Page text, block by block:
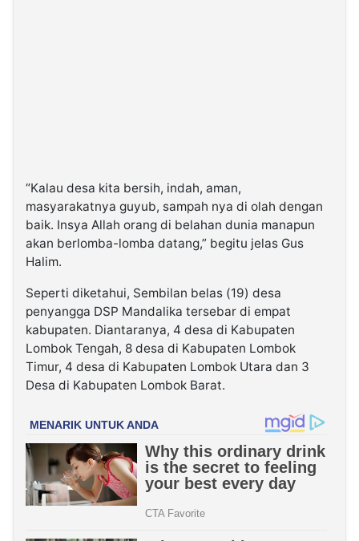
“Kalau desa kita bersih, indah, aman,
masyarakatnya guyub, sampah nya di olah dengan
baik. Insya Allah orang di belahan dunia manapun
akan berlomba-lomba datang,” begitu jelas Gus
Halim.
Seperti diketahui, Sembilan belas (19) desa
penyangga DSP Mandalika tersebar di empat
kabupaten. Diantaranya, 4 desa di Kabupaten
Lombok Tengah, 8 desa di Kabupaten Lombok
Timur, 4 desa di Kabupaten Lombok Utara dan 3
Desa di Kabupaten Lombok Barat.